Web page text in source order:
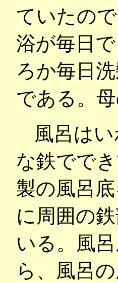
ていたの
浴が毎日
ろか毎日
である。
風呂は
な鉄でで
製の風呂
に周囲の
いる。風
ら、風呂